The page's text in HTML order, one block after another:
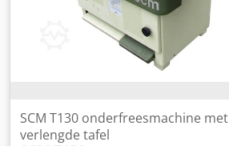
SCM T130 onderfreesmachine met
verlengde tafel